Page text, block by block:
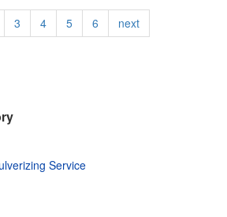
Page
3 Page
4 Page
5 Page
6
Next
page
next
Service